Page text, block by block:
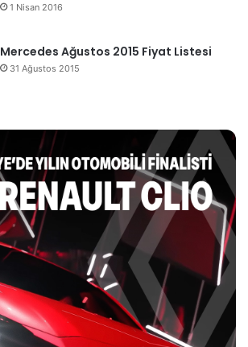
1 Nisan 2016
Mercedes Ağustos 2015 Fiyat Listesi
31 Ağustos 2015